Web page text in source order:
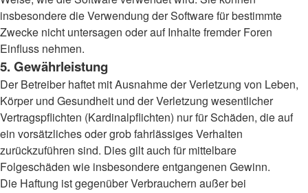
insbesondere die Verwendung der Software für bestimmte
Zwecke nicht untersagen oder auf Inhalte fremder Foren
Einfluss nehmen.
5. Gewährleistung
Der Betreiber haftet mit Ausnahme der Verletzung von Leben,
Körper und Gesundheit und der Verletzung wesentlicher
Vertragspflichten (Kardinalpflichten) nur für Schäden, die auf
ein vorsätzliches oder grob fahrlässiges Verhalten
zurückzuführen sind. Dies gilt auch für mittelbare
Folgeschäden wie insbesondere entgangenen Gewinn.
Die Haftung ist gegenüber Verbrauchern außer bei